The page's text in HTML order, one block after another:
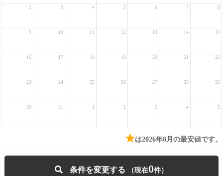
2 3 4 5 6 7 8
9 10 11 12 13 14 15
16 17 18 19 20 21 22
23 24 25 26 27 28 29
30 31 1 2 3 4 5
★は2026年8月の最安値です。
条件を変更する 0